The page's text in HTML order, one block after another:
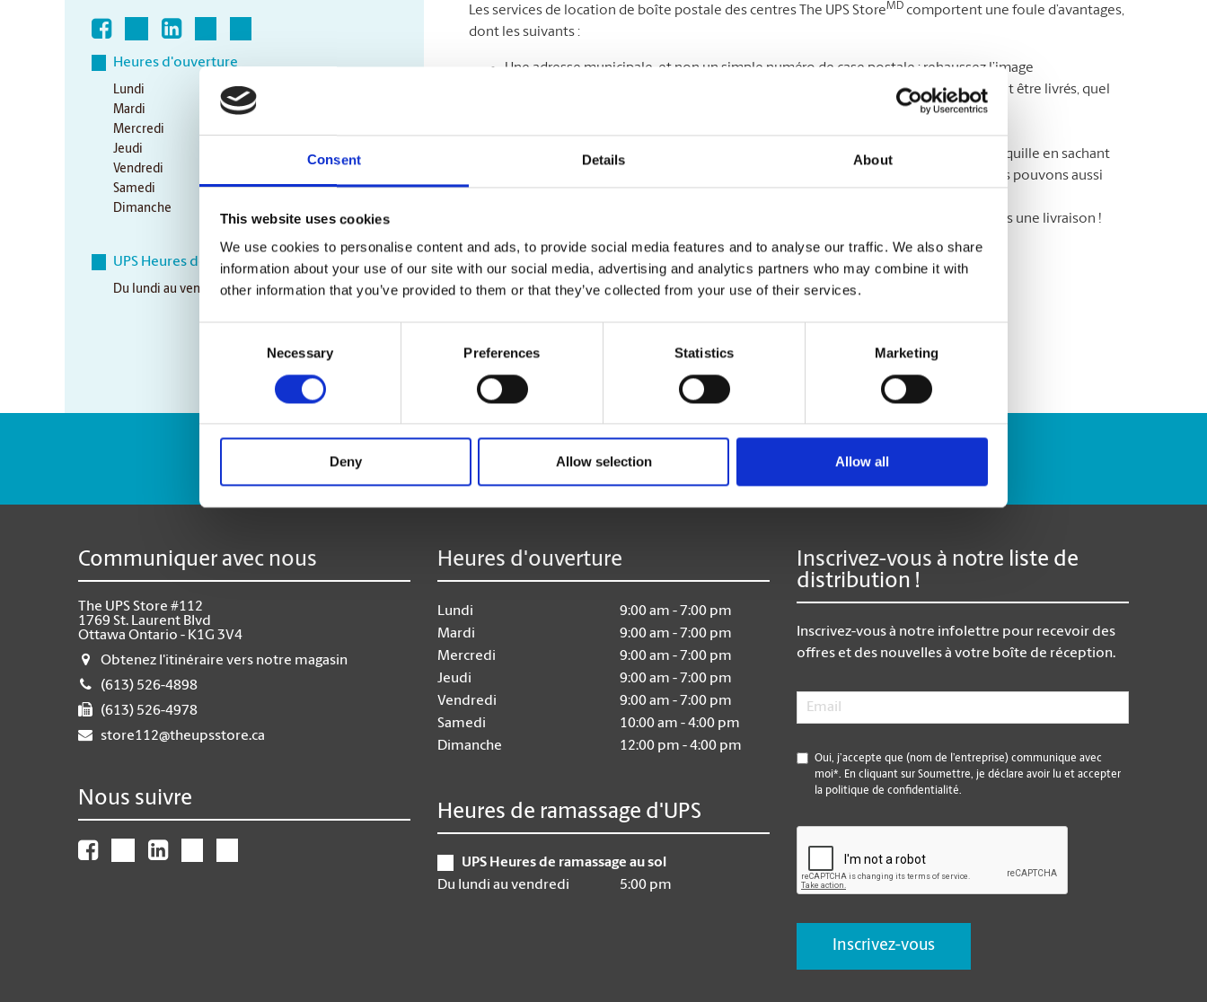
Consent Details About
This website uses cookies
We use cookies to personalise content and ads, to provide social media features and to analyse our traffic. We also share
information about your use of our site with our social media, advertising and analytics partners who may combine it with
other information that you’ve provided to them or that they’ve collected from your use of their services.
Necessary Preferences Statistics Marketing
Deny Allow selection Allow all
Heures d'ouverture
Lundi
9:00 am - 7:00 pm
Mardi
9:00 am - 7:00 pm
Mercredi
Jeudi
Vendredi
9:00 am - 7:00 pm
Samedi
10:00 am - 4:00 pm
Dimanche
UPS Heures de ramassage
Du lundi au vendredi 5:00 pm
Les services de location de boîte postale des centres The UPS StoreMD comportent une foule d’avantages,
dont les suivants :
Une adresse municipale, et non un simple numéro de case postale : rehaussez l’image
professionnelle de votre entreprise grâce à une adresse où tous vos colis peuvent être livrés, quel
Un accès jour et nuit : venez chercher votre courrier quand bon vous semble* ;
Un service sûr de retenue et de réacheminement** de courrier : ayant l’esprit tranquille en sachant
que votre courrier sera gardé sous clé jusqu’à ce que vous veniez le chercher. Nous pouvons aussi
La réception de colis de toutes les entreprises de messagerie : ne ratez plus jamais une livraison !
* Offert seulement à certains centres participants.
Numéro de suivi : Repérer un envoi
Communiquer avec nous
The UPS Store #112
1769 St. Laurent Blvd
Ottawa Ontario - K1G 3V4
Obtenez l'itinéraire vers notre magasin
(613) 526-4898
(613) 526-4978
store112@theupsstore.ca
Nous suivre
Heures d'ouverture
Lundi
9:00 am - 7:00 pm
Mardi
9:00 am - 7:00 pm
Mercredi
9:00 am - 7:00 pm
Jeudi
9:00 am - 7:00 pm
Vendredi
9:00 am - 7:00 pm
Samedi
10:00 am - 4:00 pm
Dimanche
12:00 pm - 4:00 pm
Heures de ramassage d'UPS
UPS Heures de ramassage au sol
Du lundi au vendredi
5:00 pm
Inscrivez-vous à notre liste de
distribution !
Inscrivez-vous à notre infolettre pour recevoir des
offres et des nouvelles à votre boîte de réception.
Email
* Oui, j’accepte que (nom de l’entreprise) communique avec
moi*. En cliquant sur Soumettre, je déclare avoir lu et accepter
la politique de confidentialité.